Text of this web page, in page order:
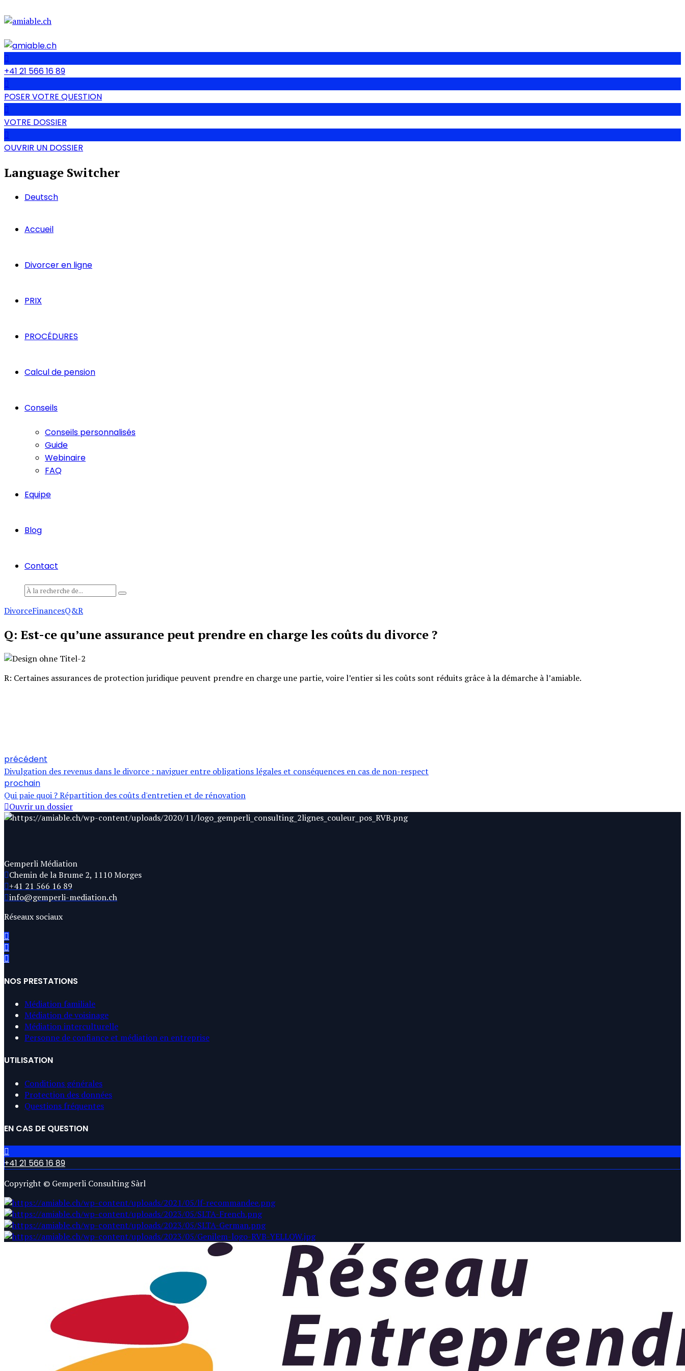
+41 21 566 16 89
POSER VOTRE QUESTION
VOTRE DOSSIER
OUVRIR UN DOSSIER
Language Switcher
Deutsch
Accueil
Divorcer en ligne
PRIX
PROCÉDURES
Calcul de pension
Conseils
Conseils personnalisés
Guide
Webinaire
FAQ
Equipe
Blog
Contact
DivorceFinancesQ&R
Q: Est-ce qu’une assurance peut prendre en charge les coûts du divorce ?
R: Certaines assurances de protection juridique peuvent prendre en charge une partie, voire l’entier si les coûts sont réduits grâce à la démarche à l’amiable.
précédent
Divulgation des revenus dans le divorce : naviguer entre obligations légales et conséquences en cas de non-respect
prochain
Qui paie quoi ? Répartition des coûts d'entretien et de rénovation
Ouvrir un dossier
Gemperli Médiation
Chemin de la Brume 2, 1110 Morges
+41 21 566 16 89
info@gemperli-mediation.ch
Réseaux sociaux
NOS PRESTATIONS
Médiation familiale
Médiation de voisinage
Médiation interculturelle
Personne de confiance et médiation en entreprise
UTILISATION
Conditions générales
Protection des données
Questions fréquentes
EN CAS DE QUESTION
+41 21 566 16 89
Copyright © Gemperli Consulting Sàrl